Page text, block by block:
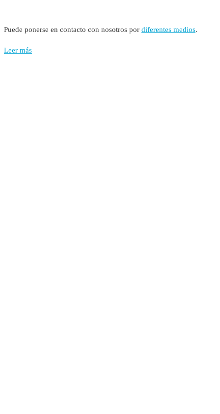
Puede ponerse en contacto con nosotros por diferentes medios.
Leer más